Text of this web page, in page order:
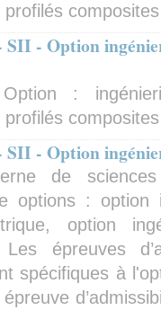
- Option
:
- Option
de
options : option
option
Les épreuves
spécifiques à